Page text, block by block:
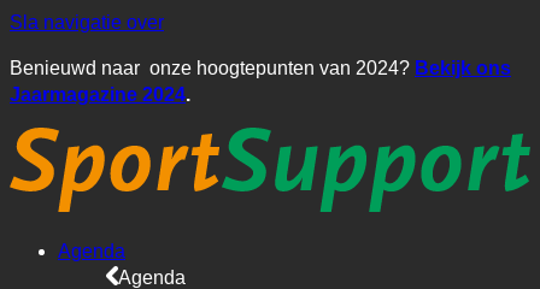
Sla navigatie over
Benieuwd naar onze hoogtepunten van 2024? Bekijk ons
Jaarmagazine 2024.
Agenda
Agenda